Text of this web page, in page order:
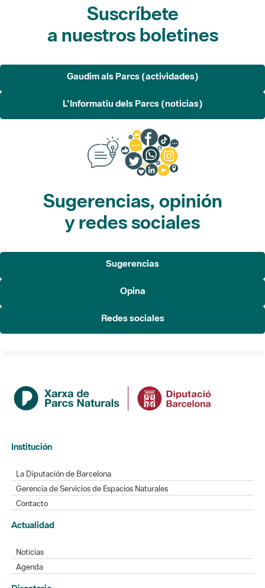
Suscríbete
a nuestros boletines
Gaudim als Parcs (actividades)
L'Informatiu dels Parcs (noticias)
Sugerencias, opinión
y redes sociales
Sugerencias
Opina
Redes sociales
Institución
La Diputación de Barcelona
Gerencia de Servicios de Espacios Naturales
Contacto
Actualidad
Noticias
Agenda